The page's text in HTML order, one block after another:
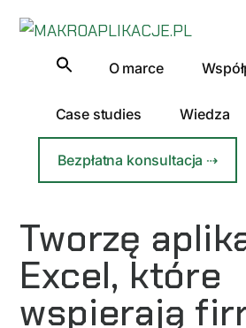
Additional
menu
Automatyzacja
Firm
O marce
Case studies Wiedza
Bezpłatna konsultacja ⇢
Tworzę
Excel, które
wspierają